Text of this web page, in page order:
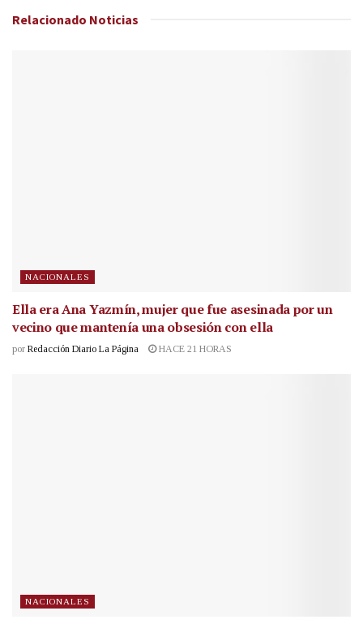
Relacionado Noticias
NACIONALES
Ella era Ana Yazmín, mujer que fue asesinada por un
vecino que mantenía una obsesión con ella
por Redacción Diario La Página HACE 21 HORAS
NACIONALES